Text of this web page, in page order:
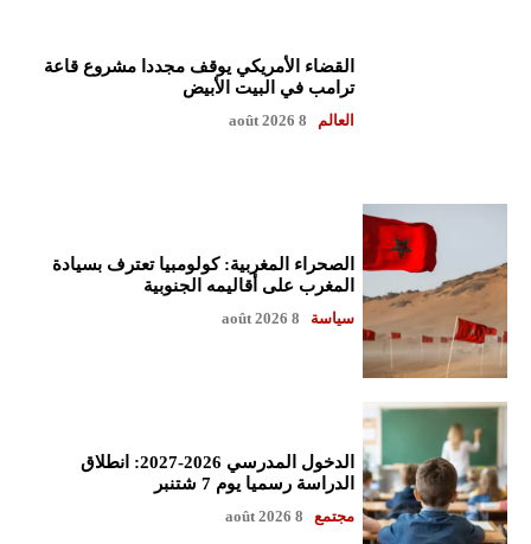
القضاء الأمريكي يوقف مجددا مشروع قاعة
ترامب في البيت الأبيض
العالم 8 août 2026
الصحراء المغربية: كولومبيا تعترف بسيادة
المغرب على أقاليمه الجنوبية
سياسة 8 août 2026
الدخول المدرسي 2026-2027: انطلاق
الدراسة رسميا يوم 7 شتنبر
مجتمع 8 août 2026